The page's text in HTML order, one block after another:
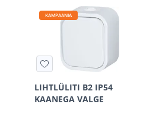
KAMPAANIA
LIHTLÜLITI B2 IP54
KAANEGA VALGE